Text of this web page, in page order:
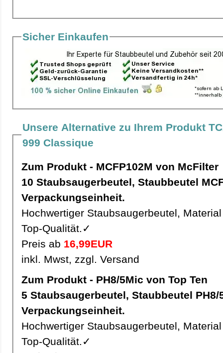
Sicher Einkaufen
Unsere Alternative zu Ihrem Produkt
999 Classique
Zum Produkt - MCFP102M von McFilter
10 Staubsaugerbeutel, Staubbeutel MCFP102M pro
Verpackungseinheit.
Hochwertiger Staubsaugerbeutel,
Top-Qualität.✓
Preis ab 16,99EUR
inkl. Mwst, zzgl. Versand
Zum Produkt - PH8/5Mic von Top Ten
5 Staubsaugerbeutel, Staubbeutel PH8/5Mic pro
Verpackungseinheit.
Hochwertiger Staubsaugerbeutel,
Top-Qualität.✓